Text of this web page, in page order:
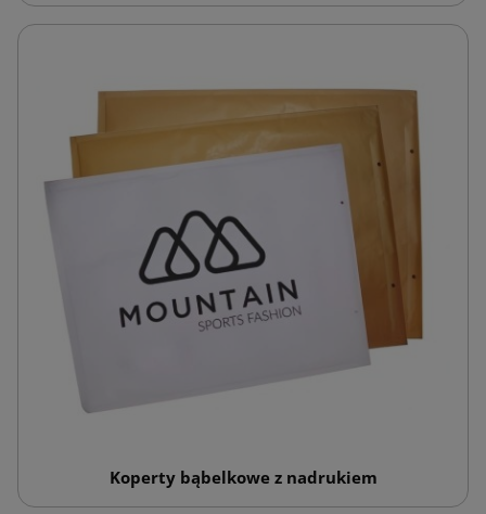
Koperty bąbelkowe z nadrukiem